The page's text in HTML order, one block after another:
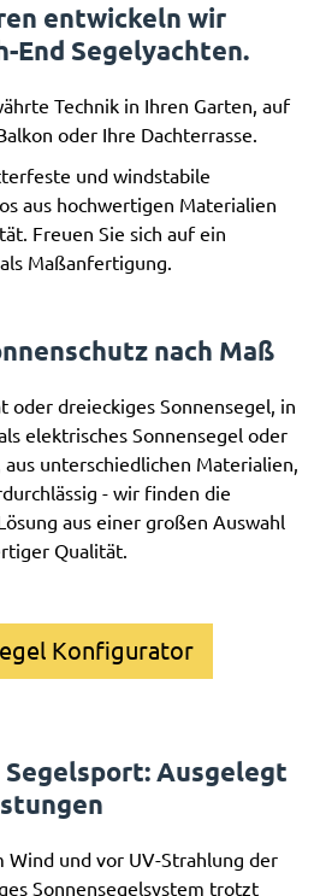
entwickeln wir
End Segelyachten.
Technik in Ihren Garten, auf
oder Ihre Dachterrasse.
und windstabile
aus hochwertigen Materialien
Freuen Sie sich auf ein
Maßanfertigung.
nach Maß
oder dreieckiges Sonnensegel, in
elektrisches Sonnensegel oder
aus unterschiedlichen Materialien,
- wir finden die
aus einer großen Auswahl
Qualität.
Konfigurator
Segelsport: Ausgelegt
Wind und vor UV-Strahlung der
Sonnensegelsystem trotzt